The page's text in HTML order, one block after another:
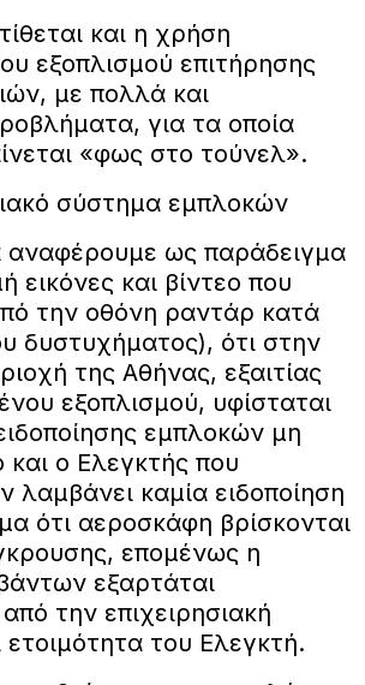
και η χρήση
εξοπλισμού επιτήρησης
με πολλά και
για τα οποία
«φως στο τούνελ».
σύστημα εμπλοκών
αναφέρουμε ως παράδειγμα
εικόνες και βίντεο που
την οθόνη ραντάρ κατά
δυστυχήματος), ότι στην
της Αθήνας, εξαιτίας
εξοπλισμού, υφίσταται
εμπλοκών μη
και ο Ελεγκτής που
λαμβάνει καμία ειδοποίηση
ότι αεροσκάφη βρίσκονται
επομένως η
εξαρτάται
την επιχειρησιακή
ετοιμότητα του Ελεγκτή.